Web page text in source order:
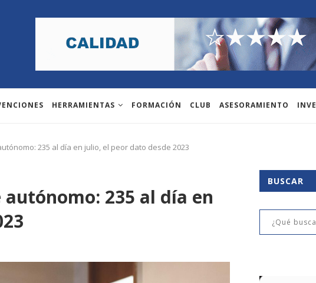
HERRAMIENTAS FORMACIÓN CLUB ASESORAMIENTO
235 al día en julio, el peor dato desde 2023
235 al día en
BUSCAR